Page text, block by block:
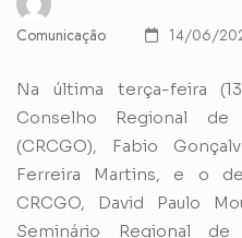
Comunicação 14/06/
Na última terça-feira
Conselho Regional
(CRCGO), Fabio
Ferreira Martins, e o
CRCGO, David Paulo
Seminário Regional de